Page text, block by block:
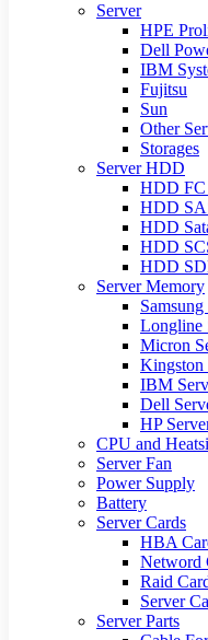
Server
HPE
Dell
IBM
Fujitsu
Sun
Other
Storages
Server HDD
HDD FC
HDD
HDD
HDD
HDD
Server Memory
Longline
Micron
Kingston
IBM
Dell
HP
CPU and
Server Fan
Power Supply
Battery
Server Cards
HBA
Netword
Raid
Server
Server Parts